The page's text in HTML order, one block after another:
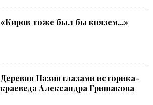
«Киров тоже был бы князем...»
Деревня Назия глазами историка-
краеведа Александра Гришакова